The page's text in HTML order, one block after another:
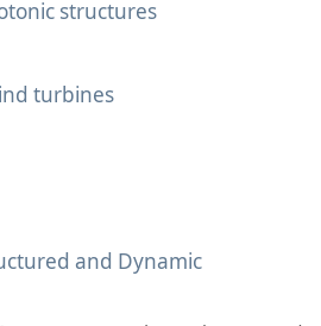
structures
turbines
and Dynamic